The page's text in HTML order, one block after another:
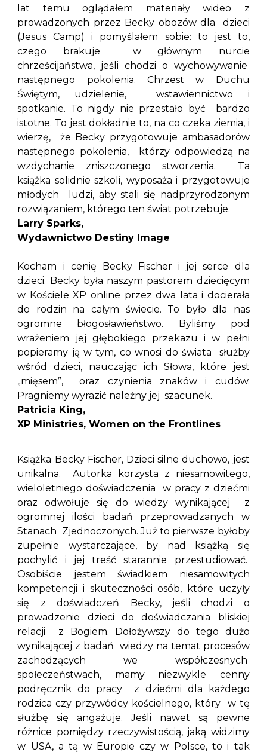
lat temu oglądałem materiały wideo z
prowadzonych przez Becky obozów dla dzieci
(Jesus Camp) i pomyślałem sobie: to jest to,
czego brakuje w głównym nurcie
chrześcijaństwa, jeśli chodzi o wychowywanie
następnego pokolenia. Chrzest w Duchu
Świętym, udzielenie, wstawiennictwo i
spotkanie. To nigdy nie przestało być bardzo
istotne. To jest dokładnie to, na co czeka ziemia, i
wierzę, że Becky przygotowuje ambasadorów
następnego pokolenia, którzy odpowiedzą na
wzdychanie zniszczonego stworzenia. Ta
książka solidnie szkoli, wyposaża i przygotowuje
młodych ludzi, aby stali się nadprzyrodzonym
rozwiązaniem, którego ten świat potrzebuje.
Larry Sparks,
Wydawnictwo Destiny Image
Kocham i cenię Becky Fischer i jej serce dla
dzieci. Becky była naszym pastorem dziecięcym
w Kościele XP online przez dwa lata i docierała
do rodzin na całym świecie. To było dla nas
ogromne błogosławieństwo. Byliśmy pod
wrażeniem jej głębokiego przekazu i w pełni
popieramy ją w tym, co wnosi do świata służby
wśród dzieci, nauczając ich Słowa, które jest
„mięsem”, oraz czynienia znaków i cudów.
Pragniemy wyrazić należny jej szacunek.
Patricia King,
XP Ministries, Women on the Frontlines
Książka Becky Fischer, Dzieci silne duchowo, jest
unikalna. Autorka korzysta z niesamowitego,
wieloletniego doświadczenia w pracy z dziećmi
oraz odwołuje się do wiedzy wynikającej z
ogromnej ilości badań przeprowadzanych w
Stanach Zjednoczonych. Już to pierwsze byłoby
zupełnie wystarczające, by nad książką się
pochylić i jej treść starannie przestudiować.
Osobiście jestem świadkiem niesamowitych
kompetencji i skuteczności osób, które uczyły
się z doświadczeń Becky, jeśli chodzi o
prowadzenie dzieci do doświadczania bliskiej
relacji z Bogiem. Dołożywszy do tego dużo
wynikającej z badań wiedzy na temat procesów
zachodzących we współczesnych
społeczeństwach, mamy niezwykle cenny
podręcznik do pracy z dziećmi dla każdego
rodzica czy przywódcy kościelnego, który w tę
służbę się angażuje. Jeśli nawet są pewne
różnice pomiędzy rzeczywistością, jaką widzimy
w USA, a tą w Europie czy w Polsce, to i tak